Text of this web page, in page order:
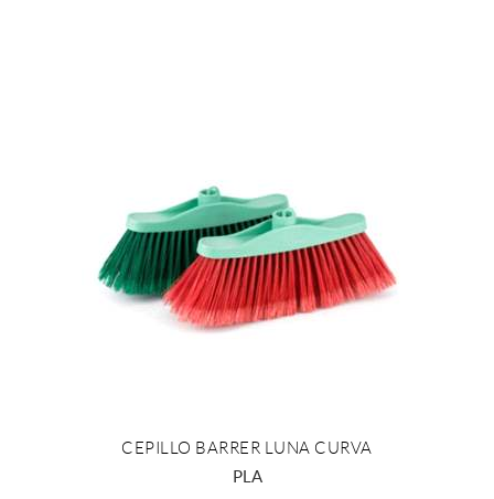
+ INFO
CEPILLO BARRER LUNA CURVA
PLA